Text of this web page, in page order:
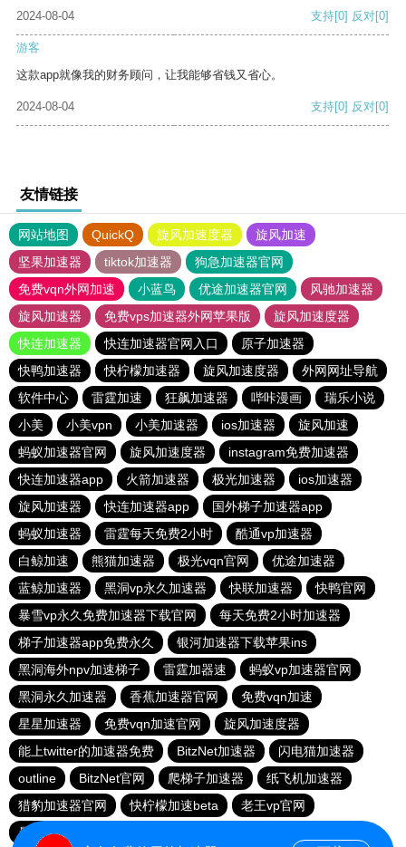
2024-08-04
支持[0] 反对[0]
游客
这款app就像我的财务顾问，让我能够省钱又省心。
2024-08-04 支持[0] 反对[0]
友情链接
网站地图 QuickQ 旋风加速度器
旋风加速
坚果加速器
tiktok加速器
狗急加速器官网
免费vqn外网加速
小蓝鸟 优途加速器官网
风驰加速器
旋风加速器
免费vps加速器外网苹果版
旋风加速度器
快连加速器
快连加速器官网入口
原子加速器
快鸭加速器
快柠檬加速器 旋风加速度器
外网网址导航
软件中心
雷霆加速 狂飙加速器 哔咔漫画
瑞乐小说
小美
小美vpn 小美加速器 ios加速器
旋风加速
蚂蚁加速器官网
旋风加速度器
instagram免费加速器
快连加速器app
火箭加速器 极光加速器
ios加速器
旋风加速器
快连加速器app
国外梯子加速器app
蚂蚁加速器
雷霆每天免费2小时
酷通vp加速器
白鲸加速
熊猫加速器 极光vqn官网
优途加速器
蓝鲸加速器
黑洞vp永久加速器 快联加速器
快鸭官网
暴雪vp永久免费加速器下载官网
每天免费2小时加速器
梯子加速器app免费永久
银河加速器下载苹果ins
黑洞海外npv加速梯子
雷霆加器速
蚂蚁vp加速器官网
黑洞永久加速器
香蕉加速器官网
免费vqn加速
星星加速器
免费vqn加速官网
旋风加速度器
能上twitter的加速器免费
BitzNet加速器
闪电猫加速器
outline
BitzNet官网 爬梯子加速器
纸飞机加速器
猎豹加速器官网
快柠檬加速beta
老王vp官网
暴雪vp永久免费加速器下载官网